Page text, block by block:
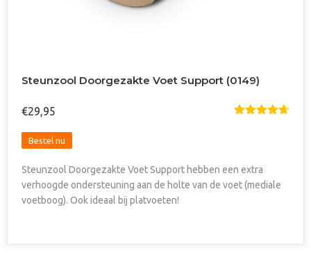
Steunzool Doorgezakte Voet Support (0149)
€29,95
Bestel nu
heeft
meerdere
variaties.
kan
Steunzool Doorgezakte Voet Support hebben een extra
verhoogde ondersteuning aan de holte van de voet (mediale
voetboog). Ook ideaal bij platvoeten!